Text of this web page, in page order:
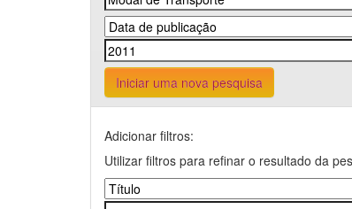
Iniciar uma nova pesquisa
Adicionar filtros:
Utilizar filtros para refinar o resultado da